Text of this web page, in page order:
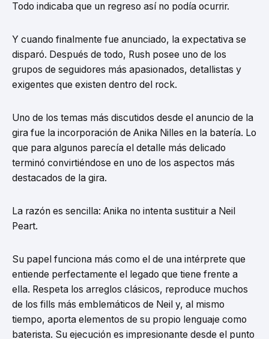
Todo indicaba que un regreso así no podía ocurrir.
Y cuando finalmente fue anunciado, la expectativa se
disparó. Después de todo, Rush posee uno de los
grupos de seguidores más apasionados, detallistas y
exigentes que existen dentro del rock.
Uno de los temas más discutidos desde el anuncio de la
gira fue la incorporación de Anika Nilles en la batería. Lo
que para algunos parecía el detalle más delicado
terminó convirtiéndose en uno de los aspectos más
destacados de la gira.
La razón es sencilla: Anika no intenta sustituir a Neil
Peart.
Su papel funciona más como el de una intérprete que
entiende perfectamente el legado que tiene frente a
ella. Respeta los arreglos clásicos, reproduce muchos
de los fills más emblemáticos de Neil y, al mismo
tiempo, aporta elementos de su propio lenguaje como
baterista. Su ejecución es impresionante desde el punto